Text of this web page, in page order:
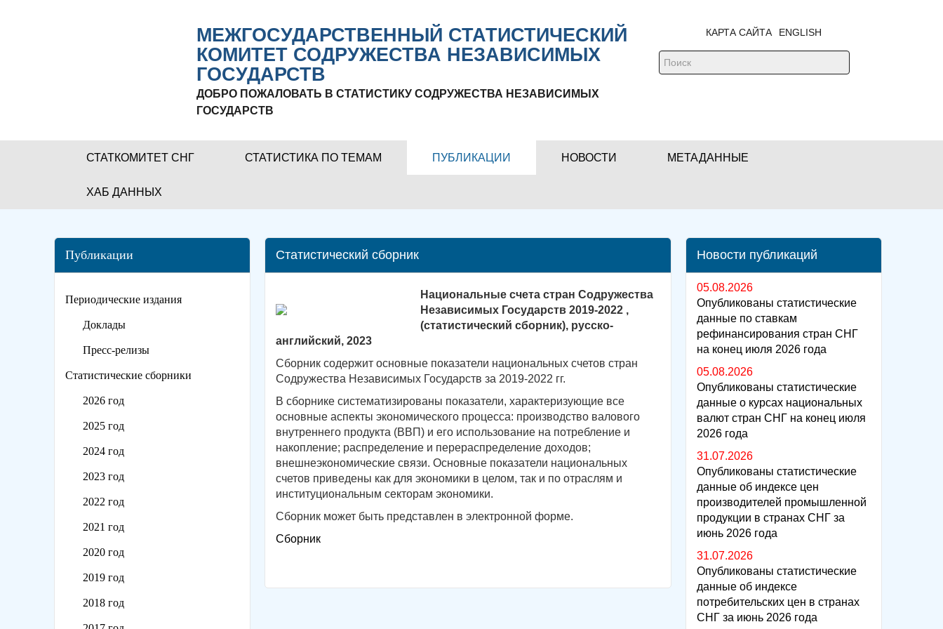
МЕЖГОСУДАРСТВЕННЫЙ СТАТИСТИЧЕСКИЙ
КОМИТЕТ СОДРУЖЕСТВА НЕЗАВИСИМЫХ
ГОСУДАРСТВ
ДОБРО ПОЖАЛОВАТЬ В СТАТИСТИКУ СОДРУЖЕСТВА НЕЗАВИСИМЫХ
ГОСУДАРСТВ
ENGLISH
КАРТА САЙТА
СТАТКОМИТЕТ СНГ СТАТИСТИКА ПО ТЕМАМ ПУБЛИКАЦИИ НОВОСТИ МЕТАДАННЫЕ
ХАБ ДАННЫХ
Публикации
Периодические издания
Доклады
Пресс-релизы
Статистические сборники
2026 год
2025 год
2024 год
2023 год
2022 год
2021 год
2020 год
2019 год
2018 год
Статистический сборник
Национальные счета стран Содружества
Независимых Государств 2019-2022 ,
(статистический сборник), русско-
английский, 2023
Сборник содержит основные показатели национальных счетов стран
Содружества Независимых Государств за 2019-2022 гг.
В сборнике систематизированы показатели, характеризующие все
основные аспекты экономического процесса: производство валового
внутреннего продукта (ВВП) и его использование на потребление и
накопление; распределение и перераспределение доходов;
внешнеэкономические связи. Основные показатели национальных
счетов приведены как для экономики в целом, так и по отраслям и
институциональным секторам экономики.
Сборник может быть представлен в электронной форме.
Сборник
Новости публикаций
05.08.2026
Опубликованы статистические
данные по ставкам
рефинансирования стран СНГ
на конец июля 2026 года
05.08.2026
Опубликованы статистические
данные о курсах национальных
валют стран СНГ на конец июля
2026 года
31.07.2026
Опубликованы статистические
данные об индексе цен
производителей промышленной
продукции в странах СНГ за
июнь 2026 года
31.07.2026
Опубликованы статистические
данные об индексе
потребительских цен в странах
СНГ за июнь 2026 года